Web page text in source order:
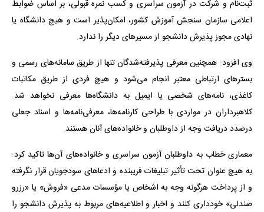
ثبت‌نام و شرکت در آزمون سراسری و کسب نمره قبولی، بر اساس ضوابط
اعلامی سازمان سنجش آموزش کشور، امکان‌پذیر است و هیچ دانشگاه یا
نهادی مجوز پذیرش دانشجو از مسیرهای دیگر را ندارد.
وی افزود: همچنین معرفی پذیرفته‌شدگان تنها از طریق سامانه‌های رسمی و
بسترهای ارتباطی معتبر انجام می‌شود و هیچ فردی از طریق مکاتبات
کاغذی، نامه‌های شخصی یا ایمیل به دانشگاه‌ها معرفی نخواهد شد.
کلاهبرداران در مواردی با طراحی کارنامه‌ها، معرفی‌نامه‌ها و اسناد جعلی
درصدد دریافت وجه از داوطلبان و خانواده‌های آنان هستند.
معماری خطاب به داوطلبان آزمون سراسری و خانواده‌های آن‌ها تاکید کرد:
به هیچ عنوان تحت تأثیر تبلیغات فریبنده و ادعاهای سودجویان قرار نگرفته
و از پرداخت هرگونه وجه به اشخاص یا مؤسسات مدعی «فروش» یا «رزرو
صندلی» خودداری کنند و اخبار و اطلاعیه‌های مربوط به پذیرش دانشجو را